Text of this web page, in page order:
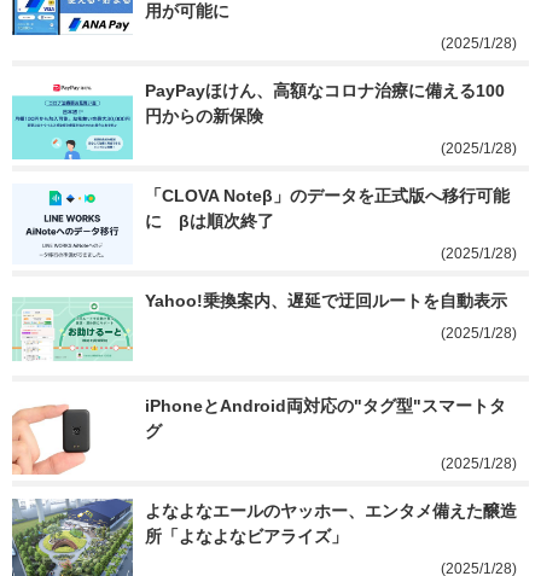
用が可能に
(2025/1/28)
PayPayほけん、高額なコロナ治療に備える100
円からの新保険
(2025/1/28)
「CLOVA Noteβ」のデータを正式版へ移行可能
に　βは順次終了
(2025/1/28)
Yahoo!乗換案内、遅延で迂回ルートを自動表示
(2025/1/28)
iPhoneとAndroid両対応の"タグ型"スマートタ
グ
(2025/1/28)
よなよなエールのヤッホー、エンタメ備えた醸造
所「よなよなビアライズ」
(2025/1/28)